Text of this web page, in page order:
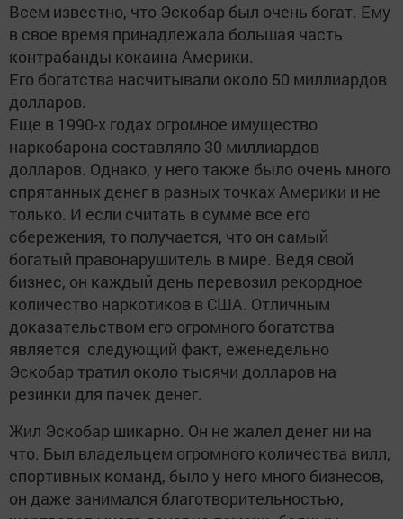
Всем известно, что Эскобар был очень богат. Ему
в свое время принадлежала большая часть
контрабанды кокаина Америки.
Его богатства насчитывали около 50 миллиардов
долларов.
Еще в 1990-х годах огромное имущество
наркобарона составляло 30 миллиардов
долларов. Однако, у него также было очень много
спрятанных денег в разных точках Америки и не
только. И если считать в сумме все его
сбережения, то получается, что он самый
богатый правонарушитель в мире. Ведя свой
бизнес, он каждый день перевозил рекордное
количество наркотиков в США. Отличным
доказательством его огромного богатства
является следующий факт, еженедельно
Эскобар тратил около тысячи долларов на
резинки для пачек денег.
Жил Эскобар шикарно. Он не жалел денег ни на
что. Был владельцем огромного количества вилл,
спортивных команд, было у него много бизнесов,
он даже занимался благотворительностью,